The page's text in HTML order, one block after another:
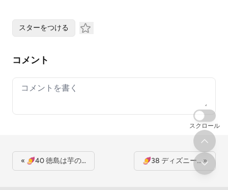
スターをつける
コメント
Your comment
« 🍠40 徳島は芋の… 🍠38 ディズニー… »
スクロール